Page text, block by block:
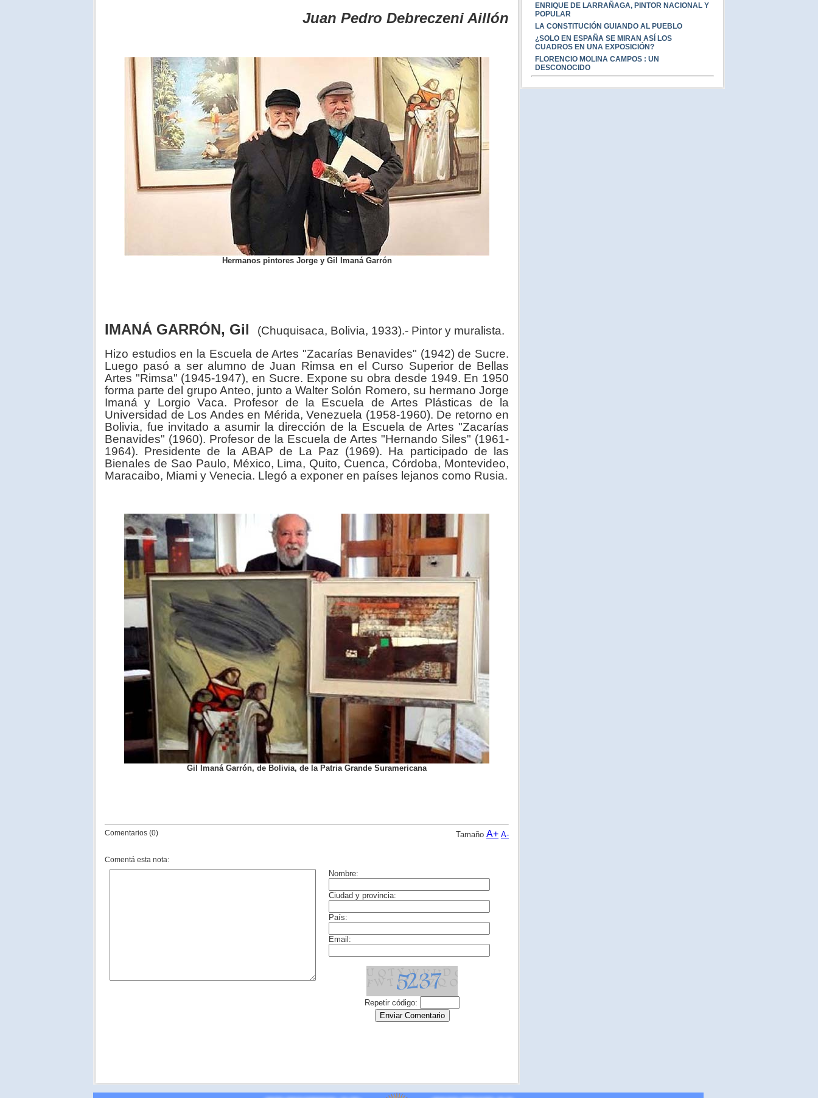
Juan Pedro Debreczeni Aillón
Hermanos pintores Jorge y Gil Imaná Garrón
IMANÁ GARRÓN, Gil
(Chuquisaca, Bolivia, 1933).- Pintor y muralista.
Hizo estudios en la Escuela de Artes "Zacarías Benavides" (1942) de Sucre.
Luego pasó a ser alumno de Juan Rimsa en el Curso Superior de Bellas
Artes "Rimsa" (1945-1947), en Sucre. Expone su obra desde 1949. En 1950
forma parte del grupo Anteo, junto a Walter Solón Romero, su hermano Jorge
Imaná y Lorgio Vaca. Profesor de la Escuela de Artes Plásticas de la
Universidad de Los Andes en Mérida, Venezuela (1958-1960). De retorno en
Bolivia, fue invitado a asumir la dirección de la Escuela de Artes "Zacarías
Benavides" (1960). Profesor de la Escuela de Artes "Hernando Siles" (1961-
1964). Presidente de la ABAP de La Paz (1969). Ha participado de las
Bienales de Sao Paulo, México, Lima, Quito, Cuenca, Córdoba, Montevideo,
Maracaibo, Miami y Venecia. Llegó a exponer en países lejanos como Rusia.
Gil Imaná Garrón, de Bolivia, de la Patria Grande Suramericana
Comentarios (0) Tamaño A+ A-
Comentá esta nota:
ENRIQUE DE LARRAÑAGA, PINTOR NACIONAL Y
POPULAR
LA CONSTITUCIÓN GUIANDO AL PUEBLO
¿SOLO EN ESPAÑA SE MIRAN ASÍ LOS
CUADROS EN UNA EXPOSICIÓN?
FLORENCIO MOLINA CAMPOS : UN
DESCONOCIDO